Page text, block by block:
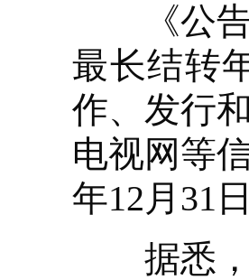
《公告
最长结转
作、发行
电视网等
年12月31
据悉，